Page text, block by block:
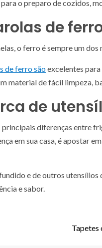
o preparo de cozidos,
de
o ferro é sempre um
de ferro sãoexcelentes
material de fácil limpeza,
de
diferenças entre
em sua casa, é apostar
e de outros
e sabor.
Tapetes